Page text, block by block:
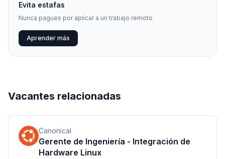
Evita estafas
Nunca pagues por aplicar a un trabajo remoto
Aprender más
Vacantes relacionadas
Canonical
Gerente de Ingeniería - Integración de
Hardware Linux